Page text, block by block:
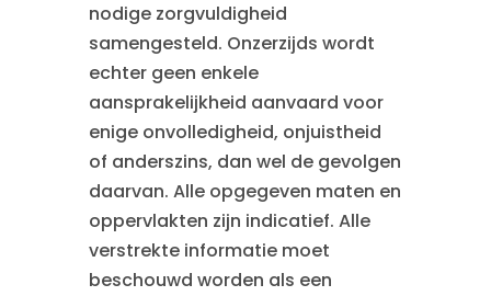
nodige zorgvuldigheid
samengesteld. Onzerzijds wordt
echter geen enkele
aansprakelijkheid aanvaard voor
enige onvolledigheid, onjuistheid
of anderszins, dan wel de gevolgen
daarvan. Alle opgegeven maten en
oppervlakten zijn indicatief. Alle
verstrekte informatie moet
beschouwd worden als een